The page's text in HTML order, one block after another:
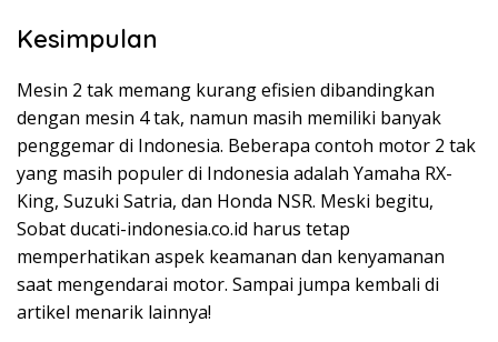
Kesimpulan
Mesin 2 tak memang kurang efisien dibandingkan
dengan mesin 4 tak, namun masih memiliki banyak
penggemar di Indonesia. Beberapa contoh motor 2 tak
yang masih populer di Indonesia adalah Yamaha RX-
King, Suzuki Satria, dan Honda NSR. Meski begitu,
Sobat ducati-indonesia.co.id harus tetap
memperhatikan aspek keamanan dan kenyamanan
saat mengendarai motor. Sampai jumpa kembali di
artikel menarik lainnya!